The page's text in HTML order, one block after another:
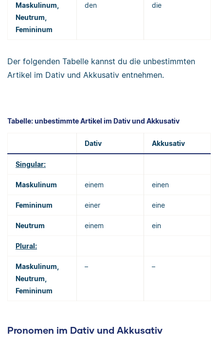
Maskulinum,
Neutrum,
Femininum
den die
Der folgenden Tabelle kannst du die unbestimmten
Artikel im Dativ und Akkusativ entnehmen.
Tabelle: unbestimmte Artikel im Dativ und Akkusativ
Dativ Akkusativ
Singular:
Maskulinum einem einen
Femininum einer eine
Neutrum einem ein
Plural:
Maskulinum,
Neutrum,
Femininum
– –
Pronomen im Dativ und Akkusativ